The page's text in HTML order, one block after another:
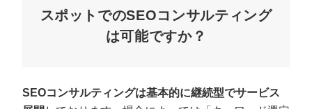
スポットでのSEOコンサルティング
は可能ですか？
SEOコンサルティングは基本的に継続型でサービス